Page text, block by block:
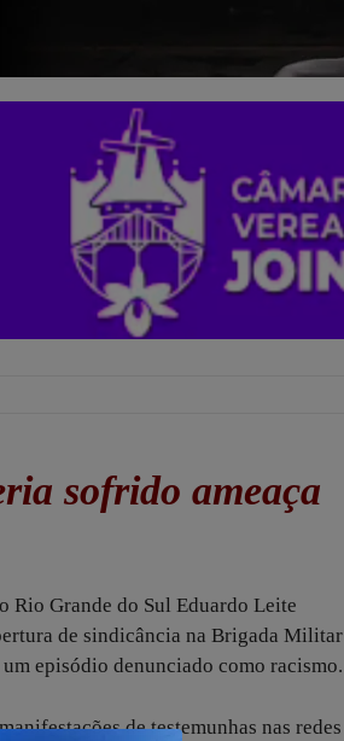
sofrido ameaça
Rio Grande do Sul Eduardo Leite
de sindicância na Brigada Militar
episódio denunciado como racismo.
de testemunhas nas redes